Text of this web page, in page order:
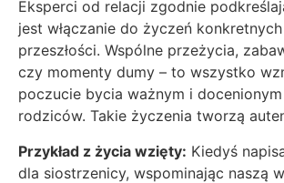
Eksperci od relacji zgodnie
jest włączanie do życzeń
przeszłości. Wspólne przeżycia,
czy momenty dumy – to wszystko
poczucie bycia ważnym i
rodziców. Takie życzenia tworzą
Przykład z życia wzięty: Kiedyś
dla siostrzenicy, wspominając naszą